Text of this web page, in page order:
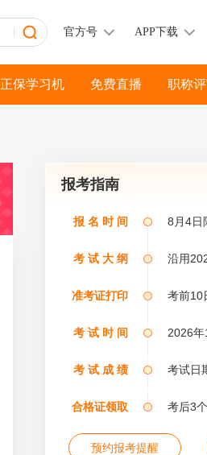
官方号 APP下载
正保学习机 免费直播 职称
报考指南
报 名 时 间 8月4日
考 试 大 纲 沿用
准考证打印 考前10
考 试 时 间 2026年
考 试 成 绩 考试日
合格证领取 考后3
预约报考提醒